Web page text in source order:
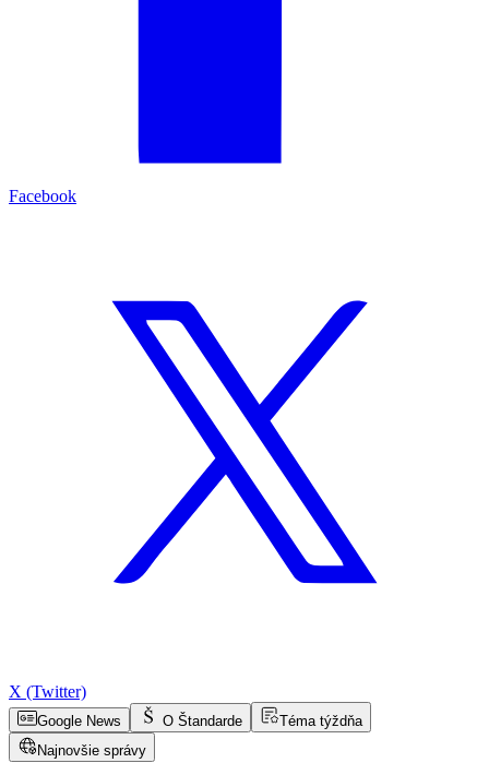
Facebook
X (Twitter)
Google News O Štandarde
Téma týždňa
Najnovšie správy